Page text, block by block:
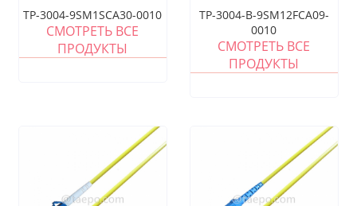
TP-3004-9SM1SCA30-0010
СМОТРЕТЬ ВСЕ
ПРОДУКТЫ
разветвитель
TP-3004-B-9SM12FCA09-
0010
СМОТРЕТЬ ВСЕ
ПРОДУКТЫ